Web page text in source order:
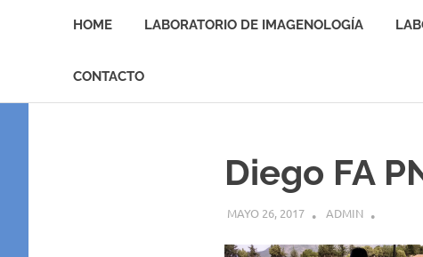
Reintegra
HOME LABORATORIO DE IMAGENOLOGÍA
CONTACTO
Diego FA
MAYO 26, 2017 ADMIN